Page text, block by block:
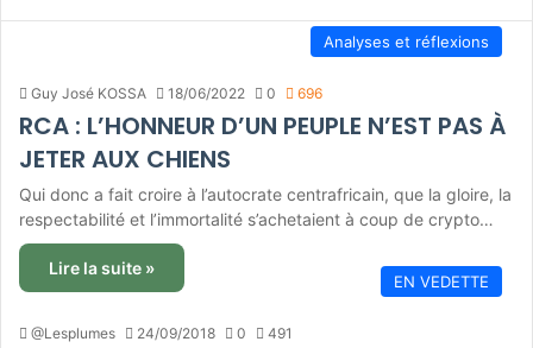
Analyses et réflexions
Guy José KOSSA 18/06/2022 0 696
RCA : L’HONNEUR D’UN PEUPLE N’EST PAS À
JETER AUX CHIENS
Qui donc a fait croire à l’autocrate centrafricain, que la gloire, la
respectabilité et l’immortalité s’achetaient à coup de crypto…
Lire la suite »
EN VEDETTE
@Lesplumes 24/09/2018 0 491